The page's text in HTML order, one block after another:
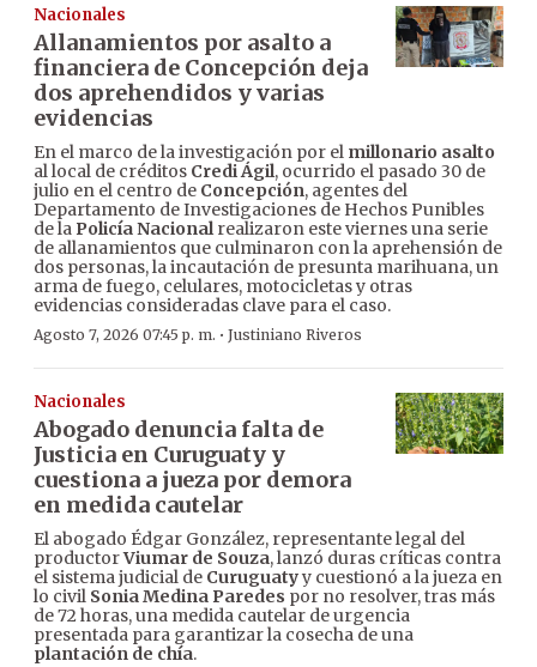
Nacionales
Allanamientos por asalto a
financiera de Concepción deja
dos aprehendidos y varias
evidencias
En el marco de la investigación por el millonario asalto
al local de créditos Credi Ágil, ocurrido el pasado 30 de
julio en el centro de Concepción, agentes del
Departamento de Investigaciones de Hechos Punibles
de la Policía Nacionalrealizaron este viernes una serie
de allanamientos que culminaron con la aprehensión de
dos personas, la incautación de presunta marihuana, un
arma de fuego, celulares, motocicletas y otras
evidencias consideradas clave para el caso.
Agosto 7, 2026 07:45 p. m. · Justiniano Riveros
Nacionales
Abogado denuncia falta de
Justicia en Curuguaty y
cuestiona a jueza por demora
en medida cautelar
El abogado Édgar González, representante legal del
productorViumar de Souza, lanzó duras críticas contra
el sistema judicial de Curuguatyy cuestionó a la jueza en
lo civil Sonia Medina Paredes por no resolver, tras más
de 72 horas, una medida cautelar de urgencia
presentada para garantizar la cosecha de una
plantación de chía.